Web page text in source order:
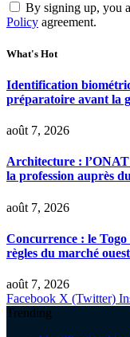
By signing up, you
Policy agreement.
What's Hot
Identification
préparatoire avant la
août 7, 2026
Architecture :
la profession auprès
août 7, 2026
Concurrence : le Togo
règles du marché
août 7, 2026
Facebook X (Twitter)
Trending